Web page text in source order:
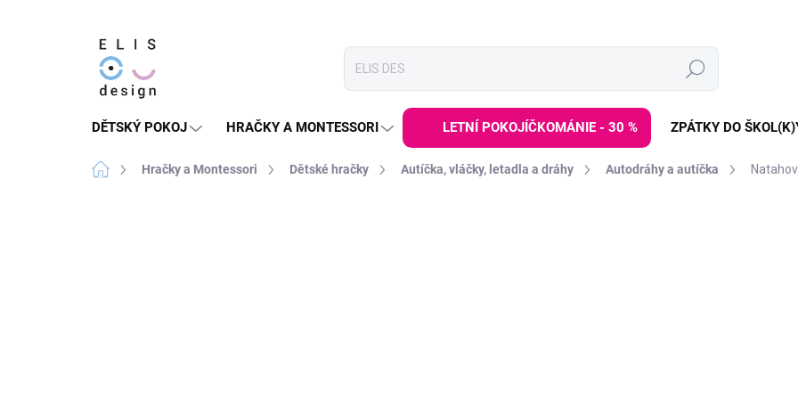
Hledat
DĚTSKÝ POKOJ HRAČKY A MONTESSORI LETNÍ POKOJÍČKOMÁNIE - 30 % ZPÁTKY DO
Domů Hračky a Montessori Dětské hračky Autíčka, vláčky, letadla a dráhy Autodráhy a autíčka